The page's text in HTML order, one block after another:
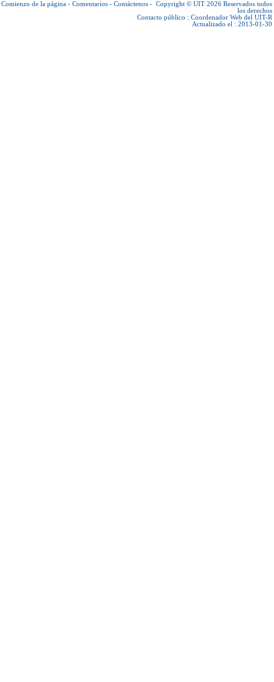
Comienzo de la página - Comentarios - Contáctenos - Copyright © UIT 2026 Reservados todos
los derechos
Contacto público : Coordenador Web del UIT-R
Actualizado el : 2013-01-30